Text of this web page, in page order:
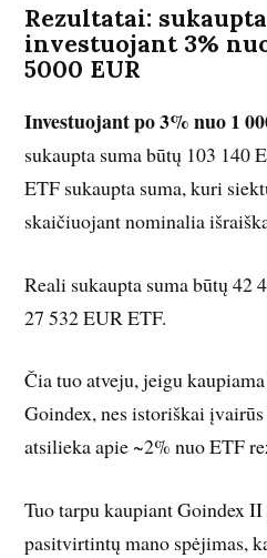
Rezultatai:
investuojant 3%
5000 EUR
Investuojant po 3% nuo 1
sukaupta suma būtų 103 140
ETF sukaupta suma, kuri
skaičiuojant nominalia
Reali sukaupta suma būtų 42
27 532 EUR ETF.
Čia tuo atveju, jeigu
Goindex, nes istoriškai
atsilieka apie ~2% nuo ETF
Tuo tarpu kaupiant Goindex
pasitvirtintų mano spėjimas,